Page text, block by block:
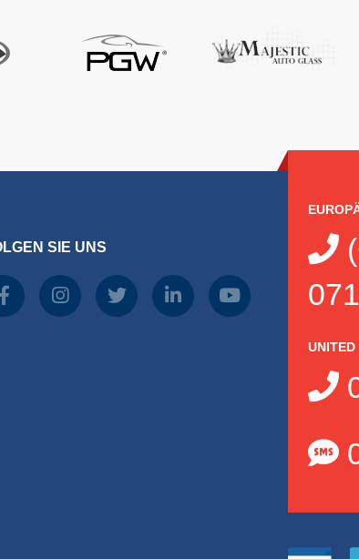
SIE UNS
UNITED